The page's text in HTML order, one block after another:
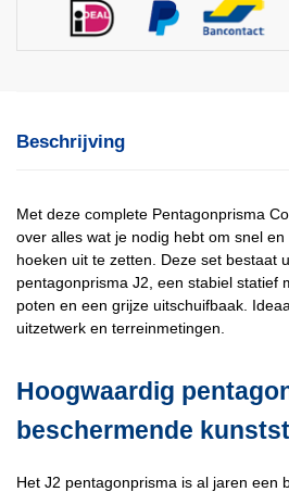
Beschrijving
Met deze complete Pentagonprisma
over alles wat je nodig hebt om snel
hoeken uit te zetten. Deze set bestaat
pentagonprisma J2, een stabiel statief
poten en een grijze uitschuifbaak.
uitzetwerk en terreinmetingen.
Hoogwaardig
beschermende
Het J2 pentagonprisma is al jaren een